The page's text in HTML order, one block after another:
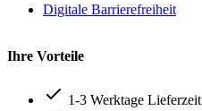
Digitale Barrierefreiheit
Ihre Vorteile
1-3 Werktage Lieferzeit